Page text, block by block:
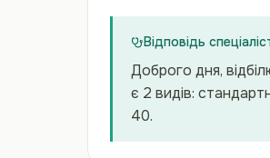
Відповідь
Доброго дня,
є 2 видів:
40.